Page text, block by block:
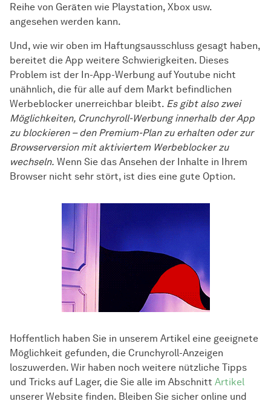
Reihe von Geräten wie Playstation, Xbox usw.
angesehen werden kann.
Und, wie wir oben im Haftungsausschluss gesagt haben,
bereitet die App weitere Schwierigkeiten. Dieses
Problem ist der In-App-Werbung auf Youtube nicht
unähnlich, die für alle auf dem Markt befindlichen
Werbeblocker unerreichbar bleibt. Es gibt also zwei
Möglichkeiten, Crunchyroll-Werbung innerhalb der App
zu blockieren – den Premium-Plan zu erhalten oder zur
Browserversion mit aktiviertem Werbeblocker zu
wechseln. Wenn Sie das Ansehen der Inhalte in Ihrem
Browser nicht sehr stört, ist dies eine gute Option.
Hoffentlich haben Sie in unserem Artikel eine geeignete
Möglichkeit gefunden, die Crunchyroll-Anzeigen
loszuwerden. Wir haben noch weitere nützliche Tipps
und Tricks auf Lager, die Sie alle im Abschnitt Artikel
unserer Website finden. Bleiben Sie sicher online und